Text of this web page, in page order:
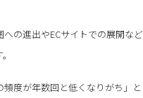
の進出やECサイトでの展開な
頻度が年数回と低くなりがち」